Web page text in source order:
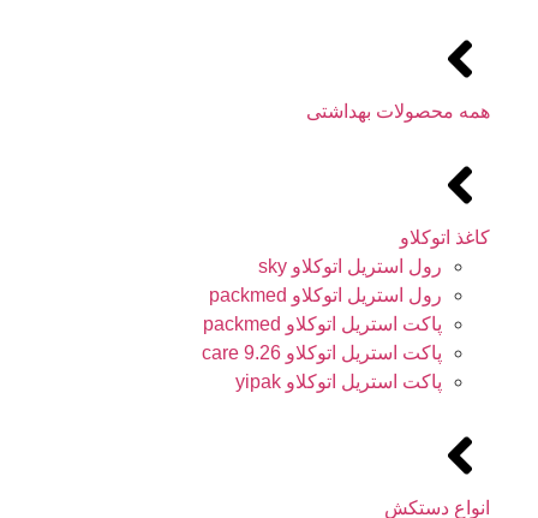
همه محصولات بهداشتی
کاغذ اتوکلاو
رول استریل اتوکلاو sky
رول استریل اتوکلاو packmed
پاکت استریل اتوکلاو packmed
پاکت استریل اتوکلاو 9.26 care
پاکت استریل اتوکلاو yipak
انواع دستکش